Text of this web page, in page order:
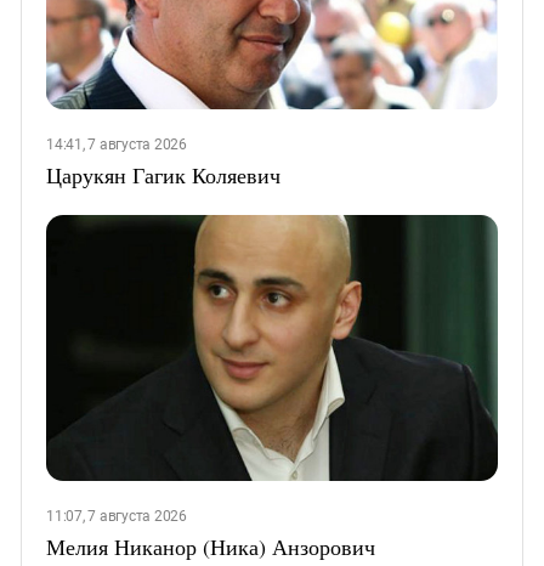
14:41, 7 августа 2026
Царукян Гагик Коляевич
11:07, 7 августа 2026
Мелия Никанор (Ника) Анзорович